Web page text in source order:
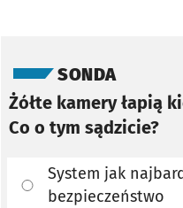
SONDA
Żółte kamery łapią
Co o tym sądzicie?
System jak
bezpieczeństwo